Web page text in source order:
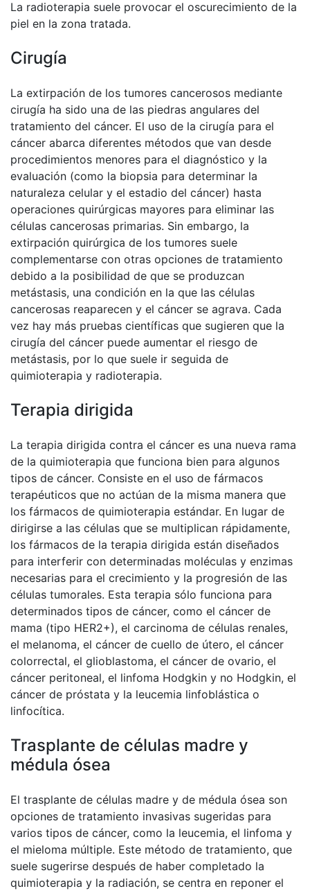
La radioterapia suele provocar el oscurecimiento de la
piel en la zona tratada.
Cirugía
La extirpación de los tumores cancerosos mediante
cirugía ha sido una de las piedras angulares del
tratamiento del cáncer. El uso de la cirugía para el
cáncer abarca diferentes métodos que van desde
procedimientos menores para el diagnóstico y la
evaluación (como la biopsia para determinar la
naturaleza celular y el estadio del cáncer) hasta
operaciones quirúrgicas mayores para eliminar las
células cancerosas primarias. Sin embargo, la
extirpación quirúrgica de los tumores suele
complementarse con otras opciones de tratamiento
debido a la posibilidad de que se produzcan
metástasis, una condición en la que las células
cancerosas reaparecen y el cáncer se agrava. Cada
vez hay más pruebas científicas que sugieren que la
cirugía del cáncer puede aumentar el riesgo de
metástasis, por lo que suele ir seguida de
quimioterapia y radioterapia.
Terapia dirigida
La terapia dirigida contra el cáncer es una nueva rama
de la quimioterapia que funciona bien para algunos
tipos de cáncer. Consiste en el uso de fármacos
terapéuticos que no actúan de la misma manera que
los fármacos de quimioterapia estándar. En lugar de
dirigirse a las células que se multiplican rápidamente,
los fármacos de la terapia dirigida están diseñados
para interferir con determinadas moléculas y enzimas
necesarias para el crecimiento y la progresión de las
células tumorales. Esta terapia sólo funciona para
determinados tipos de cáncer, como el cáncer de
mama (tipo HER2+), el carcinoma de células renales,
el melanoma, el cáncer de cuello de útero, el cáncer
colorrectal, el glioblastoma, el cáncer de ovario, el
cáncer peritoneal, el linfoma Hodgkin y no Hodgkin, el
cáncer de próstata y la leucemia linfoblástica o
linfocítica.
Trasplante de células madre y
médula ósea
El trasplante de células madre y de médula ósea son
opciones de tratamiento invasivas sugeridas para
varios tipos de cáncer, como la leucemia, el linfoma y
el mieloma múltiple. Este método de tratamiento, que
suele sugerirse después de haber completado la
quimioterapia y la radiación, se centra en reponer el